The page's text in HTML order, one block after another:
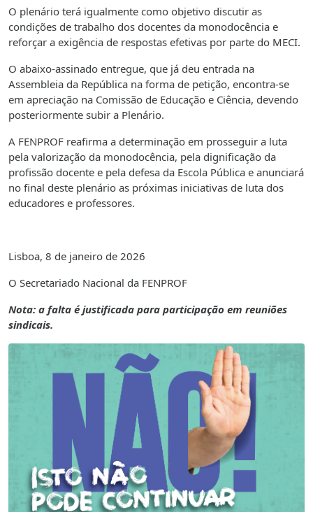
O plenário terá igualmente como objetivo discutir as
condições de trabalho dos docentes da monodocência e
reforçar a exigência de respostas efetivas por parte do MECI.
O abaixo-assinado entregue, que já deu entrada na
Assembleia da República na forma de petição, encontra-se
em apreciação na Comissão de Educação e Ciência, devendo
posteriormente subir a Plenário.
A FENPROF reafirma a determinação em prosseguir a luta
pela valorização da monodocência, pela dignificação da
profissão docente e pela defesa da Escola Pública e anunciará
no final deste plenário as próximas iniciativas de luta dos
educadores e professores.
Lisboa, 8 de janeiro de 2026
O Secretariado Nacional da FENPROF
Nota: a falta é justificada para participação em reuniões
sindicais.